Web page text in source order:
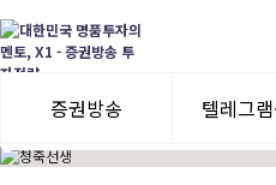
증권방송 텔레그
수익률게임 최다1위 (2001년)
前 리딩투자증권 지점장 BEST CIC